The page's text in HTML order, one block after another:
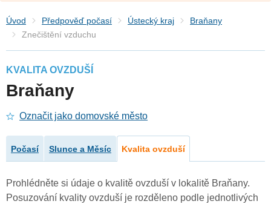
Úvod Předpověď počasí Ústecký kraj
Braňany
Znečištění vzduchu
KVALITA OVZDUŠÍ
Braňany
Označit jako domovské město
Počasí Slunce a Měsíc Kvalita ovzduší
Prohlédněte si údaje o kvalitě ovzduší v lokalitě Braňany.
Posuzování kvality ovzduší je rozděleno podle jednotlivých